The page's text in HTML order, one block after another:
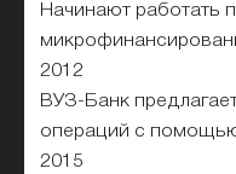
Начинают работать
2012
ВУЗ-Банк
операций с
2015